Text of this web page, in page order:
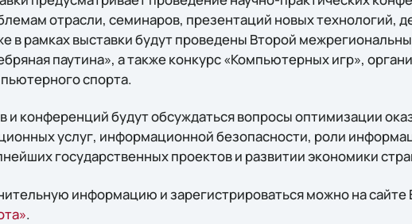
отрасли, семинаров, презентаций новых технологий,
в рамках выставки будут проведены Второй
паутина», а также конкурс «Компьютерных игр»,
спорта.
и конференций будут обсуждаться вопросы оптимизации
услуг, информационной безопасности, роли
государственных проектов и развитии экономики
информацию и зарегистрироваться можно на сайте
.